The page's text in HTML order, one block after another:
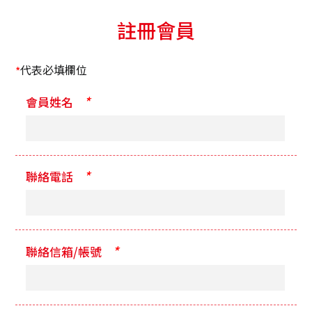
註冊會員
*代表必填欄位
會員姓名 *
聯絡電話 *
聯絡信箱/帳號 *